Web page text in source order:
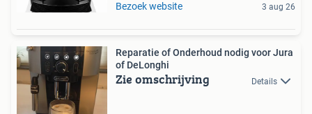
Bezoek website 3 aug 26
Reparatie of Onderhoud nodig voor Jura
of DeLonghi
Zie omschrijving Details